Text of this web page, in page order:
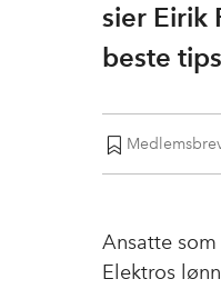
sier Eirik
beste
Ansatte
Elektros